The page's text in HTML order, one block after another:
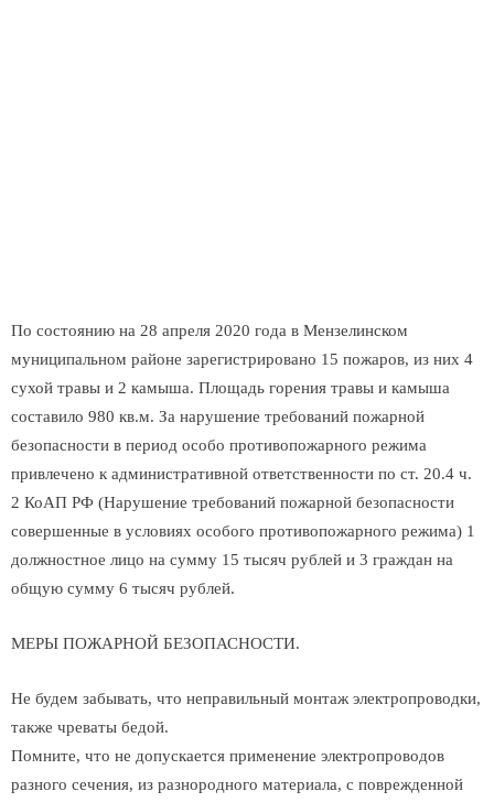
По состоянию на 28 апреля 2020 года в Мензелинском
муниципальном районе зарегистрировано 15 пожаров, из них 4
сухой травы и 2 камыша. Площадь горения травы и камыша
составило 980 кв.м. За нарушение требований пожарной
безопасности в период особо противопожарного режима
привлечено к административной ответственности по ст. 20.4 ч.
2 КоАП РФ (Нарушение требований пожарной безопасности
совершенные в условиях особого противопожарного режима) 1
должностное лицо на сумму 15 тысяч рублей и 3 граждан на
общую сумму 6 тысяч рублей.
МЕРЫ ПОЖАРНОЙ БЕЗОПАСНОСТИ.
Не будем забывать, что неправильный монтаж электропроводки,
также чреваты бедой.
Помните, что не допускается применение электропроводов
разного сечения, из разнородного материала, с поврежденной